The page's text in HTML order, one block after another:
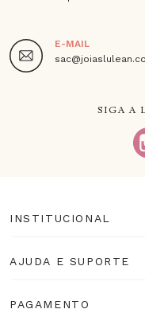
E-MAIL
SIGA A
INSTITUCIONAL
AJUDA E SUPORTE
PAGAMENTO